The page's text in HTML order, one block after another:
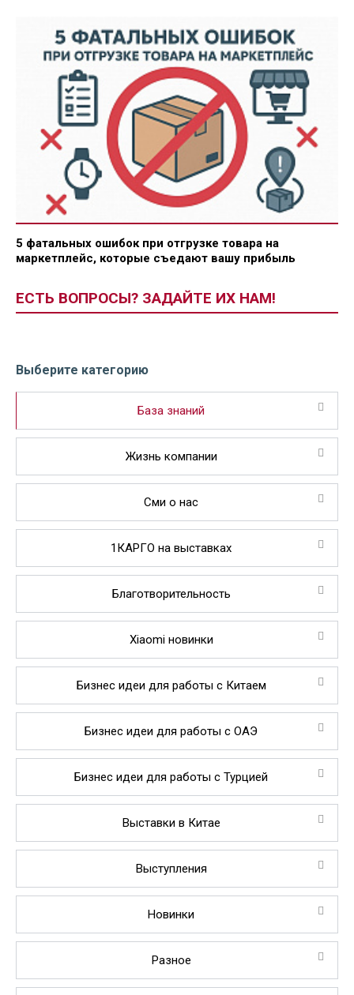
5 фатальных ошибок при отгрузке товара на
маркетплейс, которые съедают вашу прибыль
ЕСТЬ ВОПРОСЫ? ЗАДАЙТЕ ИХ НАМ!
Выберите категорию
База знаний
Жизнь компании
Сми о нас
1КАРГО на выставках
Благотворительность
Xiaomi новинки
Бизнес идеи для работы с Китаем
Бизнес идеи для работы с ОАЭ
Бизнес идеи для работы с Турцией
Выставки в Китае
Выступления
Новинки
Разное